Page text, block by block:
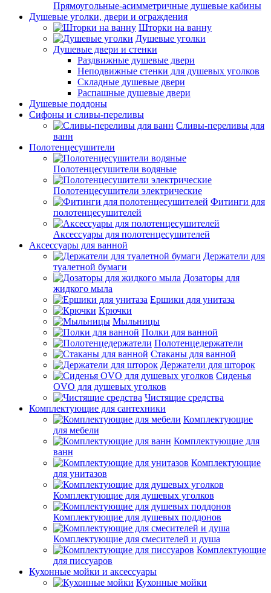
Прямоугольные-асимметричные душевые кабины
Душевые уголки, двери и ограждения
Шторки на ванну
Душевые уголки
Душевые двери и стенки
Раздвижные душевые двери
Неподвижные стенки для душевых уголков
Складные душевые двери
Распашные душевые двери
Душевые поддоны
Сифоны и сливы-переливы
Сливы-переливы для
ванн
Полотенцесушители
Полотенцесушители водяные
Полотенцесушители электрические
Фитинги для
полотенцесушителей
Аксессуары для полотенцесушителей
Аксессуары для ванной
Держатели для
туалетной бумаги
Дозаторы для
жидкого мыла
Ершики для унитаза
Крючки
Мыльницы
Полки для ванной
Полотенцедержатели
Стаканы для ванной
Держатели для шторок
Сиденья
OVO для душевых уголков
Чистящие средства
Комплектующие для сантехники
Комплектующие
для мебели
Комплектующие для
ванн
Комплектующие
для унитазов
Комплектующие для душевых уголков
Комплектующие для душевых поддонов
Комплектующие для смесителей и душа
Комплектующие
для писсуаров
Кухонные мойки и аксессуары
Кухонные мойки